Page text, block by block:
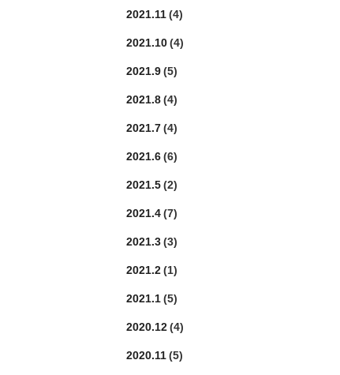
2021.11(4)
2021.10(4)
2021.9(5)
2021.8(4)
2021.7(4)
2021.6(6)
2021.5(2)
2021.4(7)
2021.3(3)
2021.2(1)
2021.1(5)
2020.12(4)
2020.11(5)